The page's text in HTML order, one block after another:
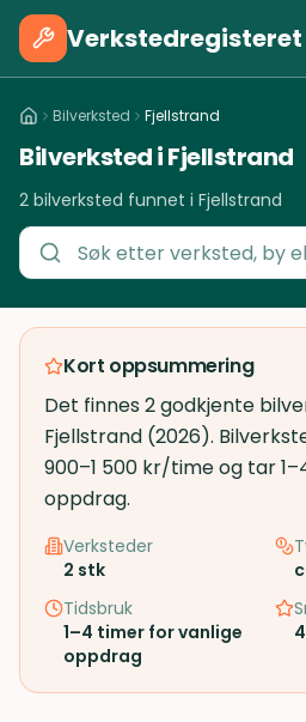
Verkstedregisteret
Bilverksted Fjellstrand
Bilverksted i Fjellstrand
2 bilverksted funnet i Fjellstrand
Kort oppsummering
Det finnes 2 godkjente
Fjellstrand (2026).
900–1 500 kr/time og tar
oppdrag.
Verksteder
2 stk
Tidsbruk
1–4 timer for vanlige
oppdrag